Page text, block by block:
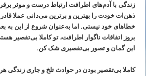
زندگی با آدم‌های اطرافت ارتباط درست و موثر
ذهن‌ات خودت را بهترین و برترین می‌دانی عملا
خطاهای خود نیستی. اما به‌عنوان شروع از این به
بروز اتفاقات ناگوار اطرافت، تو کاملا بی‌تقصیر
این گمان و تصور بی‌تقصیری شک کن.
کاملا بی‌تقصیر بودن در حوادث تلخ و جاری زندگی